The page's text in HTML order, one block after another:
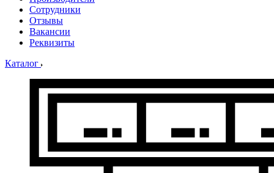
Сотрудники
Отзывы
Вакансии
Реквизиты
Каталог